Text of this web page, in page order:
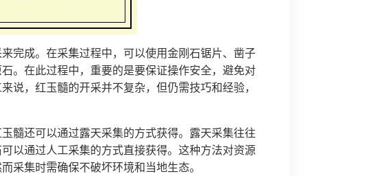
完成。在采集过程中，可以使用金刚石锯片、凿子
。在此过程中，重要的是要保证操作安全，避免对
说，红玉髓的开采并不复杂，但仍需技巧和经验，
髓还可以通过露天采集的方式获得。露天采集往往
以通过人工采集的方式直接获得。这种方法对资源
采集时需确保不破坏环境和当地生态。